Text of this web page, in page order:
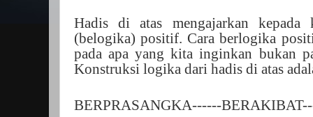
Hadis di atas mengajarkan
(belogika) positif. Cara berlogika
pada apa yang kita inginkan bukan
Konstruksi logika dari hadis di atas
BERPRASANGKA------